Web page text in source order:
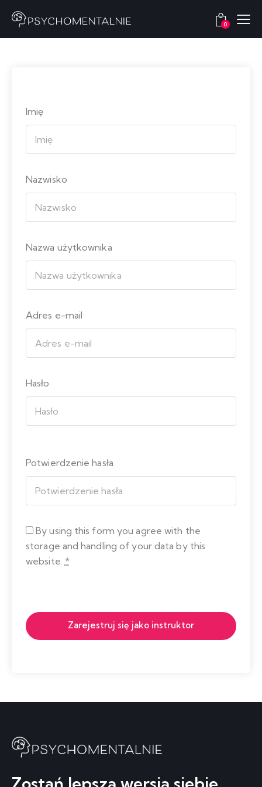
0
Imię
Nazwisko
Nazwa użytkownika
Adres e-mail
Hasło
Potwierdzenie hasła
By using this form you agree with the
storage and handling of your data by this
website. *
Zarejestruj się jako instruktor